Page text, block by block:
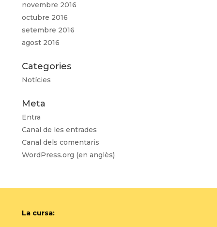
novembre 2016
octubre 2016
setembre 2016
agost 2016
Categories
Notícies
Meta
Entra
Canal de les entrades
Canal dels comentaris
WordPress.org (en anglès)
La cursa: